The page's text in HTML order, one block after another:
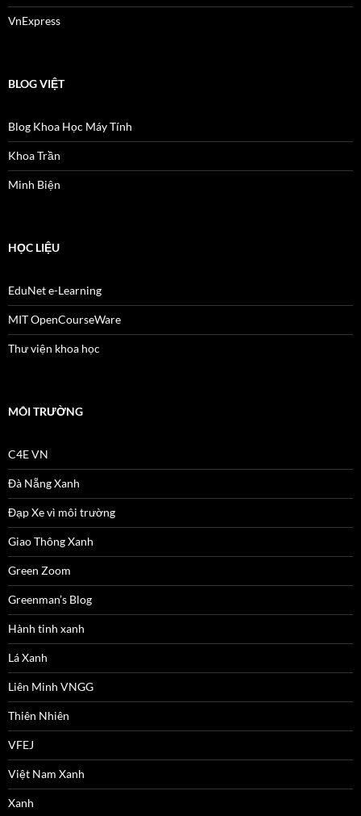
VnExpress
BLOG VIỆT
Blog Khoa Học Máy Tính
Khoa Trần
Minh Biện
HỌC LIỆU
EduNet e-Learning
MIT OpenCourseWare
Thư viện khoa học
MÔI TRƯỜNG
C4E VN
Đà Nẵng Xanh
Đạp Xe vì môi trường
Giao Thông Xanh
Green Zoom
Greenman’s Blog
Hành tinh xanh
Lá Xanh
Liên Minh VNGG
Thiên Nhiên
VFEJ
Việt Nam Xanh
Xanh